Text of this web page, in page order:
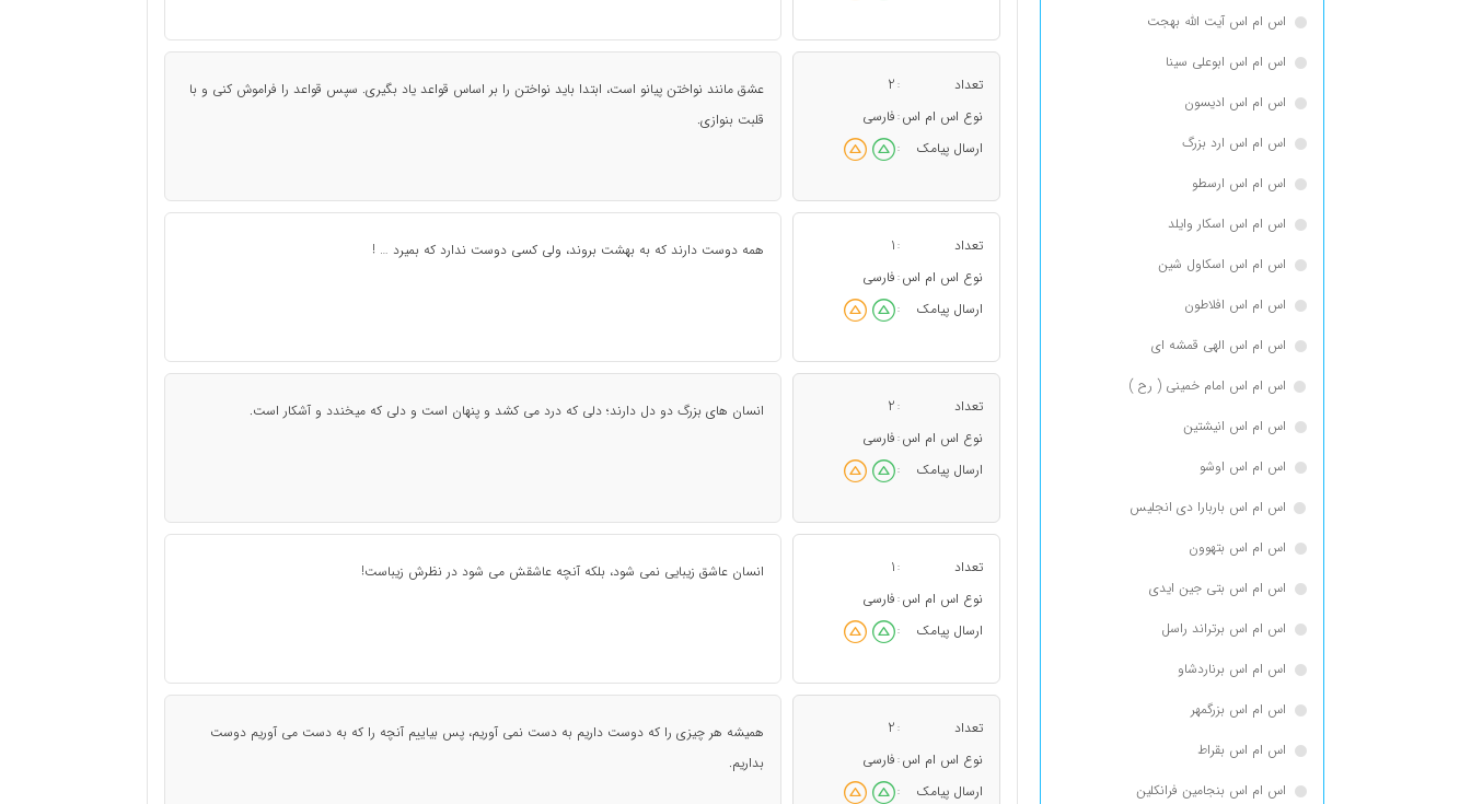
اس ام اس آیت الله بهجت
اس ام اس ابوعلی سینا
اس ام اس ادیسون
اس ام اس ارد بزرگ
اس ام اس ارسطو
اس ام اس اسكار وايلد
اس ام اس اسکاول شین
اس ام اس افلاطون
اس ام اس الهی قمشه ای
اس ام اس امام خمینی ( رح )
اس ام اس انيشتين
اس ام اس اوشو
اس ام اس باربارا دی انجلیس
اس ام اس بتهوون
اس ام اس بتی جین ایدی
اس ام اس برتراند راسل
اس ام اس برناردشاو
اس ام اس بزرگمهر
اس ام اس بقراط
اس ام اس بنجامین فرانكلین
تعداد :
2
نوع اس ام اس : فارسی
ارسال پیامک
:
عشق مانند نواختن پیانو است، ابتدا باید نواختن را بر اساس قواعد یاد بگیری. سپس قواعد را فراموش کنی و با
قلبت بنوازی.
تعداد :
1
نوع اس ام اس : فارسی
ارسال پیامک
:
همه دوست دارند که به بهشت بروند، ولی کسی دوست ندارد که بمیرد … !
تعداد :
2
نوع اس ام اس : فارسی
ارسال پیامک
:
انسان های بزرگ دو دل دارند؛ دلی که درد می کشد و پنهان است و دلی که میخندد و آشکار است.
تعداد :
1
نوع اس ام اس : فارسی
ارسال پیامک
:
انسان عاشق زیبایی نمی شود، بلکه آنچه عاشقش می شود در نظرش زیباست!
تعداد :
2
نوع اس ام اس : فارسی
ارسال پیامک
:
همیشه هر چیزی را که دوست داریم به دست نمی آوریم، پس بیاییم آنچه را که به دست می آوریم دوست
بداریم.